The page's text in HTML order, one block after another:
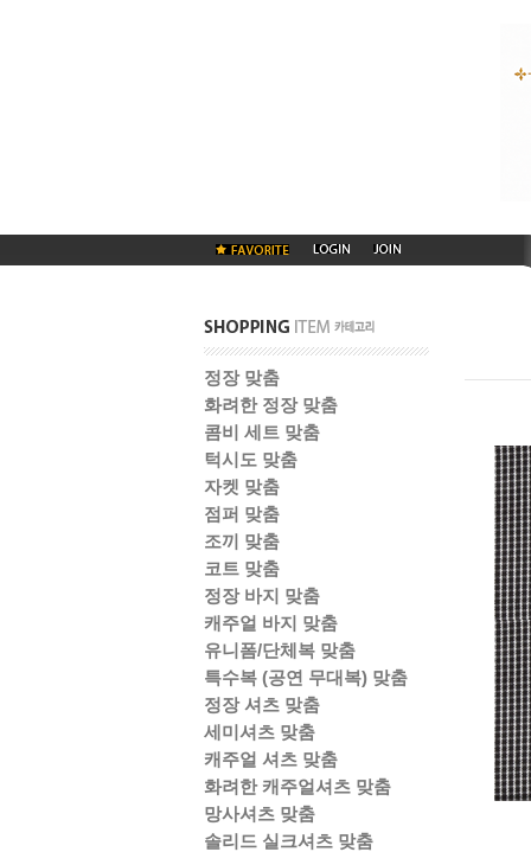
정장 맞춤
화려한 정장 맞춤
콤비 세트 맞춤
턱시도 맞춤
자켓 맞춤
점퍼 맞춤
조끼 맞춤
코트 맞춤
정장 바지 맞춤
캐주얼 바지 맞춤
유니폼/단체복 맞춤
특수복 (공연 무대복) 맞춤
정장 셔츠 맞춤
세미셔츠 맞춤
캐주얼 셔츠 맞춤
화려한 캐주얼셔츠 맞춤
망사셔츠 맞춤
솔리드 실크셔츠 맞춤